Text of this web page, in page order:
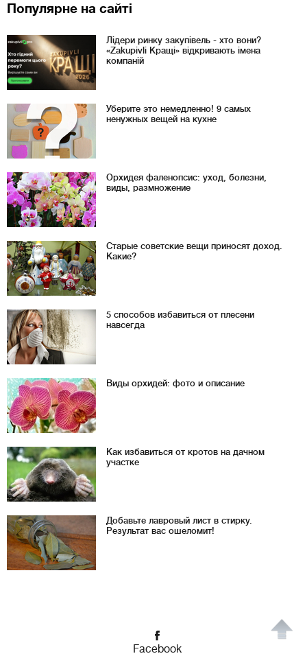
Популярне на сайті
Лідери ринку закупівель - хто вони?
«Zakupivli Кращі» відкривають імена
компаній
Уберите это немедленно! 9 самых
ненужных вещей на кухне
Орхидея фаленопсис: уход, болезни,
виды, размножение
Старые советские вещи приносят доход.
Какие?
5 способов избавиться от плесени
навсегда
Виды орхидей: фото и описание
Как избавиться от кротов на дачном
участке
Добавьте лавровый лист в стирку.
Результат вас ошеломит!
Facebook